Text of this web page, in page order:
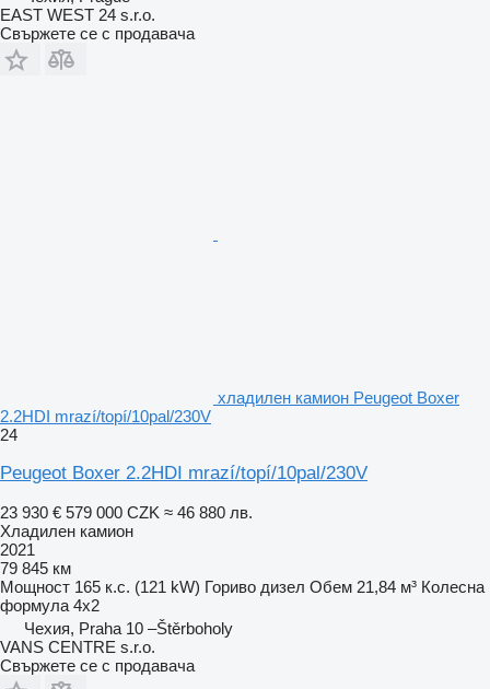
EAST WEST 24 s.r.o.
Свържете се с продавача
хладилен камион Peugeot Boxer
2.2HDI mrazí/topí/10pal/230V
24
Peugeot Boxer 2.2HDI mrazí/topí/10pal/230V
23 930 € 579 000 CZK ≈ 46 880 лв.
Хладилен камион
2021
79 845 км
Мощност 165 к.с. (121 kW) Гориво дизел Обем 21,84 м³ Колесна
формула 4x2
Чехия, Praha 10 –Štěrboholy
VANS CENTRE s.r.o.
Свържете се с продавача